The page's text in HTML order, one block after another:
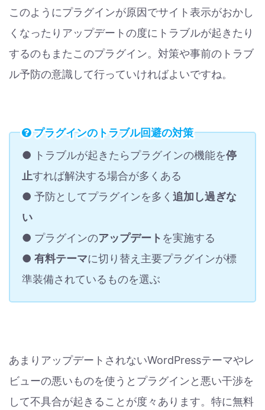
このようにプラグインが原因でサイト表示がおかし
くなったりアップデートの度にトラブルが起きたり
するのもまたこのプラグイン。対策や事前のトラブ
ル予防の意識して行っていければよいですね。
プラグインのトラブル回避の対策
● トラブルが起きたらプラグインの機能を停
止すれば解決する場合が多くある
● 予防としてプラグインを多く 追加し過ぎな
い
● プラグインのアップデート を実施する
● 有料テーマに切り替え主要プラグインが標
準装備されているものを選ぶ
あまりアップデートされないWordPressテーマやレ
ビューの悪いものを使うとプラグインと悪い干渉を
して不具合が起きることが度々あります。特に無料